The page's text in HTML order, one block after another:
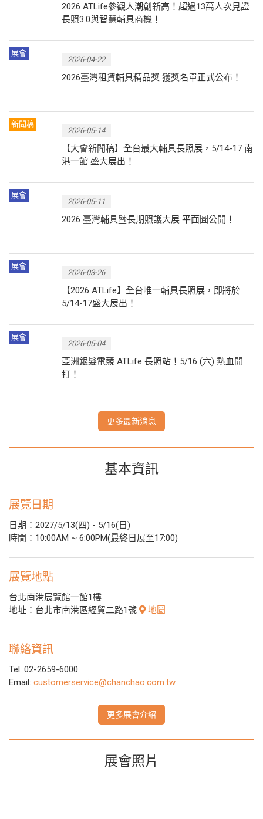
2026 ATLife參觀人潮創新高！超過13萬人次見證
長照3.0與智慧輔具商機！
展會
2026-04-22
2026臺灣租賃輔具精品獎 獲獎名單正式公布！
新聞稿
2026-05-14
【大會新聞稿】全台最大輔具長照展，5/14-17 南
港一館 盛大展出！
展會
2026-05-11
2026 臺灣輔具暨長期照護大展 平面圖公開！
展會
2026-03-26
【2026 ATLife】全台唯一輔具長照展，即將於
5/14-17盛大展出！
展會
2026-05-04
亞洲銀髮電競 ATLife 長照站！5/16 (六) 熱血開
打！
更多最新消息
基本資訊
展覽日期
日期：2027/5/13(四) - 5/16(日)
時間：10:00AM ~ 6:00PM(最終日展至17:00)
展覽地點
台北南港展覽館一館1樓
地址：台北市南港區經貿二路1號
地圖
聯絡資訊
Tel: 02-2659-6000
Email: customerservice@chanchao.com.tw
更多展會介紹
展會照片